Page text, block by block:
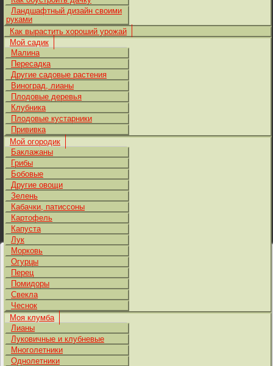
Ландшафтный дизайн своими
руками
Как вырастить хороший урожай
Мой садик
Малина
Пересадка
Другие садовые растения
Виноград, лианы
Плодовые деревья
Клубника
Плодовые кустарники
Прививка
Мой огородик
Баклажаны
Грибы
Бобовые
Другие овощи
Зелень
Кабачки, патиссоны
Картофель
Капуста
Лук
Морковь
Огурцы
Перец
Помидоры
Свекла
Чеснок
Моя клумба
Лианы
Луковичные и клубневые
Многолетники
Однолетники